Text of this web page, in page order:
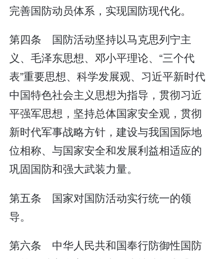
完善国防动员体系，实现国防现代化。
第四条 国防活动坚持以马克思列宁主
义、毛泽东思想、邓小平理论、“三个代
表”重要思想、科学发展观、习近平新时代
中国特色社会主义思想为指导，贯彻习近
平强军思想，坚持总体国家安全观，贯彻
新时代军事战略方针，建设与我国国际地
位相称、与国家安全和发展利益相适应的
巩固国防和强大武装力量。
第五条 国家对国防活动实行统一的领
导。
第六条 中华人民共和国奉行防御性国防